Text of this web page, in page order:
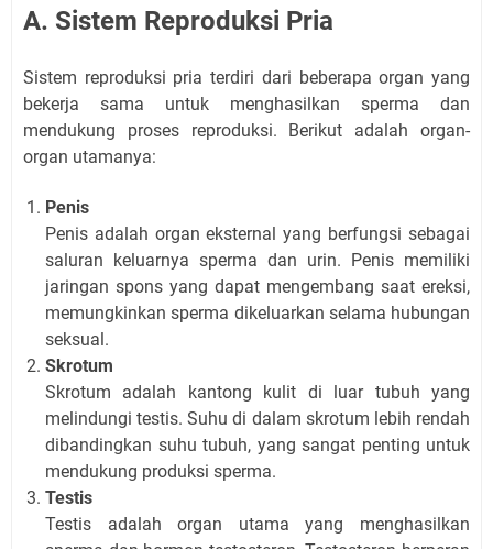
A. Sistem Reproduksi Pria
Sistem reproduksi pria terdiri dari beberapa organ yang
bekerja sama untuk menghasilkan sperma dan
mendukung proses reproduksi. Berikut adalah organ-
organ utamanya:
Penis
Penis adalah organ eksternal yang berfungsi sebagai
saluran keluarnya sperma dan urin. Penis memiliki
jaringan spons yang dapat mengembang saat ereksi,
memungkinkan sperma dikeluarkan selama hubungan
seksual.
Skrotum
Skrotum adalah kantong kulit di luar tubuh yang
melindungi testis. Suhu di dalam skrotum lebih rendah
dibandingkan suhu tubuh, yang sangat penting untuk
mendukung produksi sperma.
Testis
Testis adalah organ utama yang menghasilkan